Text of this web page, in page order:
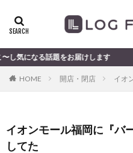
お届けします
HOME 開店・閉店 イオ
イオンモール福岡に『バ
してた